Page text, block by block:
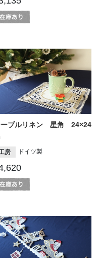
ーブルリネン 星角 24×24
房 ドイツ製